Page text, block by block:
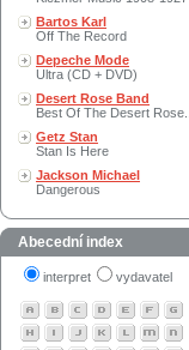
Bartos Karl
Off The Record
Depeche Mode
Ultra (CD + DVD)
Desert Rose Band
Best Of The Desert Rose..
Getz Stan
Stan Is Here
Jackson Michael
Dangerous
Abecední index
interpret vydavatel